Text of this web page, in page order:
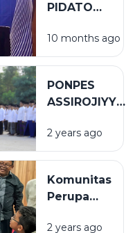
PIDATO
MEMASUKI
SISTEM
10 months ago
PONPES
ASSIROJIYYAH
GELAR APEL
HSN 2024 M
2 years ago
Komunitas
Perupa
Gelar
2 years ago